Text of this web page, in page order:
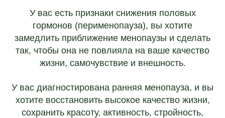
У вас есть признаки снижения половых
гормонов (перименопауза), вы хотите
замедлить приближение менопаузы и сделать
так, чтобы она не повлияла на ваше качество
жизни, самочувствие и внешность.
У вас диагностирована ранняя менопауза, и вы
хотите восстановить высокое качество жизни,
сохранить красоту, активность, стройность,